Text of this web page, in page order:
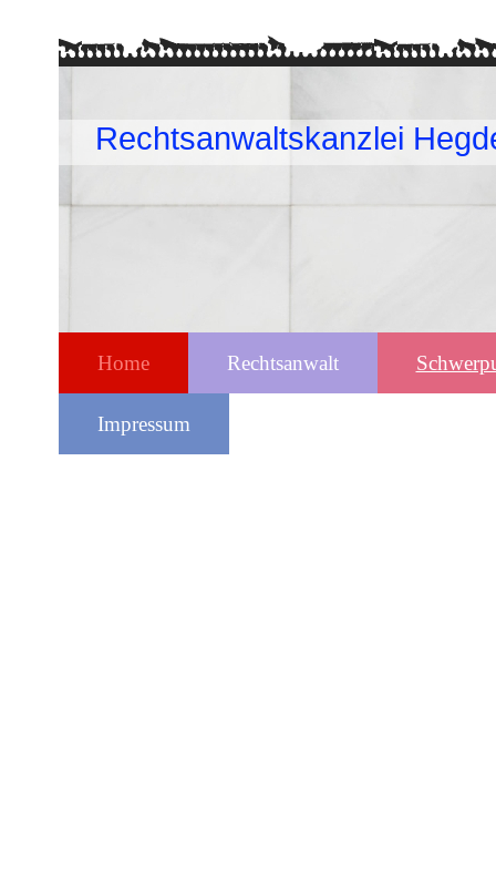
Rechtsanwaltskanzlei
Home Rechtsanwalt
Impressum